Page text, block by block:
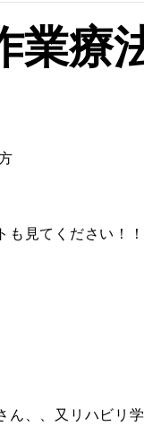
業療
も見てください！！
、、又リハビリ